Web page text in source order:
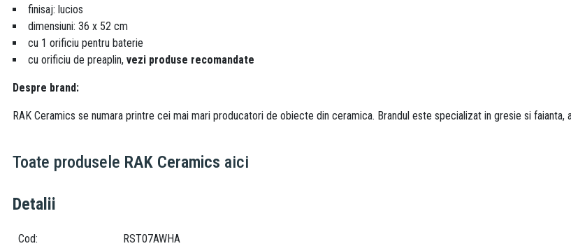
finisaj: lucios
dimensiuni: 36 x 52 cm
cu 1 orificiu pentru baterie
cu orificiu de preaplin, vezi produse recomandate
Despre brand:
RAK Ceramics se numara printre cei mai mari producatori de obiecte din ceramica. Brandul este specializat in gresie si
Toate produsele RAK Ceramics aici
Detalii
Cod RST07AWHA